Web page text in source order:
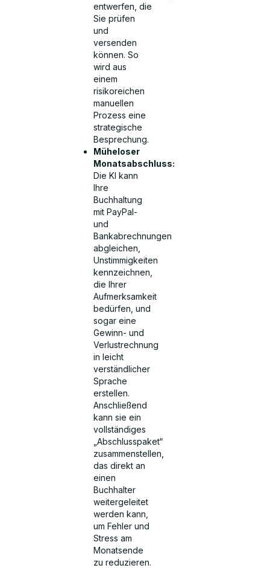
entwerfen, die
Sie prüfen
und
versenden
können. So
wird aus
einem
risikoreichen
manuellen
Prozess eine
strategische
Besprechung.
Müheloser
Monatsabschluss:
Die KI kann
Ihre
Buchhaltung
mit PayPal-
und
Bankabrechnungen
abgleichen,
Unstimmigkeiten
kennzeichnen,
die Ihrer
Aufmerksamkeit
bedürfen, und
sogar eine
Gewinn- und
Verlustrechnung
in leicht
verständlicher
Sprache
erstellen.
Anschließend
kann sie ein
vollständiges
„Abschlusspaket“
zusammenstellen,
das direkt an
einen
Buchhalter
weitergeleitet
werden kann,
um Fehler und
Stress am
Monatsende
zu reduzieren.